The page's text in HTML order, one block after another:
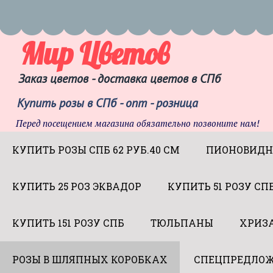
Мир Цветов
Заказ цветов - доставка цветов в СПб
Купить розы в СПб - опт - розница
Перед посещением магазина обязательно позвоните нам!
КУПИТЬ РОЗЫ СПБ 62 РУБ.40 СМ
КУПИТЬ 25 РОЗ ЭКВАДОР КУПИТЬ 51 РОЗУ
КУПИТЬ 151 РОЗУ СПБ ТЮЛЬПАНЫ
РОЗЫ В ШЛЯПНЫХ КОРОБКАХ